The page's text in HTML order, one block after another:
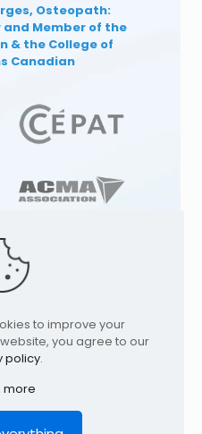
Osteopath:
Member of the
& the College of
Canadian
CLINIC Specialized
& Osteopath in: |
| . All rights reserved.
Privacy policy
to improve your
you agree to our
policy.
more